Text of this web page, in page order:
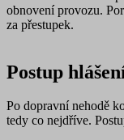
obnovení provozu.
za přestupek.
Postup
Po dopravní nehodě
tedy co nejdříve.